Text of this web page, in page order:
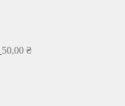
50,00 ₴